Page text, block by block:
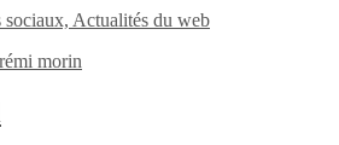
Actualités du web
morin